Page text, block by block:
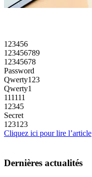
123456
123456789
12345678
Password
Qwerty123
Qwerty1
111111
12345
Secret
123123
Cliquez ici pour lire l’article
Dernières actualités